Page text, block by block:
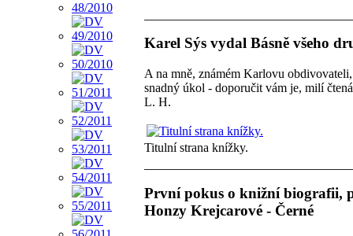
Karel Sýs vydal Básně všeho
A na mně, známém Karlovu
snadný úkol - doporučit vám je, milí
L. H.
Titulní strana knížky.
První pokus o knižní biografii,
Honzy Krejcarové - Černé